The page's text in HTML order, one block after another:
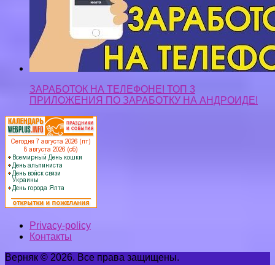
ЗАРАБОТОК НА ТЕЛЕФОНЕ! ТОП 3
ПРИЛОЖЕНИЯ ПО ЗАРАБОТКУ НА АНДРОИДЕ!
Privacy-policy
Контакты
Верняк © 2026. Все права защищены.